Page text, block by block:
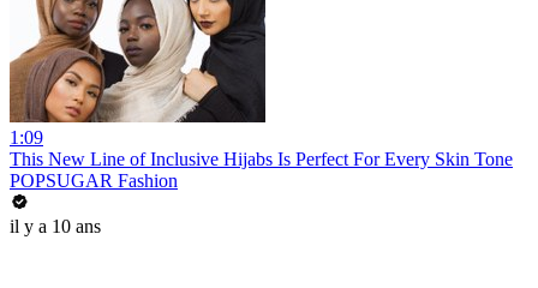
1:09
This New Line of Inclusive Hijabs Is Perfect For Every Skin Tone
POPSUGAR Fashion
il y a 10 ans